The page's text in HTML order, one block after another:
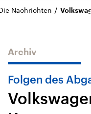
Feature Musik
Sachsen-
USA
Nachrichten /
Archiv
Folgen des